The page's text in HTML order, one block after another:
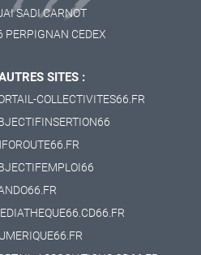
SADI CARNOT
PERPIGNAN CEDEX
SITES :
COLLECTIVITES66.FR